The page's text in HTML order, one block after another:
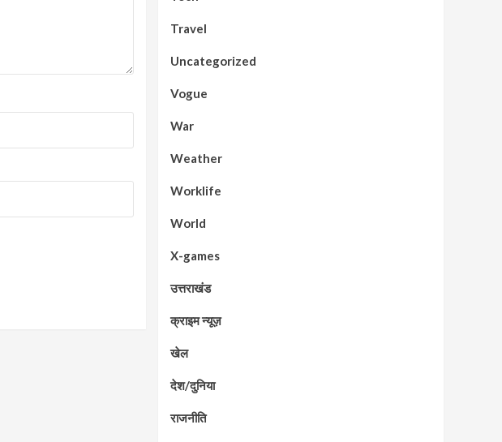
Travel
Uncategorized
Vogue
War
Weather
Worklife
World
X-games
उत्तराखंड
क्राइम न्यूज़
खेल
देश/दुनिया
राजनीति